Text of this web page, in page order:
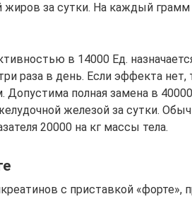
жиров за сутки. На каждый
в 14000 Ед.
раза в день. Если эффекта нет,
Допустима полная замена в
железой за сутки.
20000 на кг массы тела.
с приставкой «форте»,